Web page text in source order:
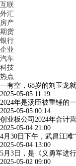
互联
外汇
房产
期货
银行
企业
汽车
科技
热点
一有空，68岁的刘玉龙
2025-05-05 11:19
2024年是汤臣被重锤的
2025-05-05 00:14
创业板公司2024年合计
2025-05-04 21:00
4月30日下午，武昌江滩
2025-05-04 13:00
5月3日，是《义勇军进
2025-05-02 09:00